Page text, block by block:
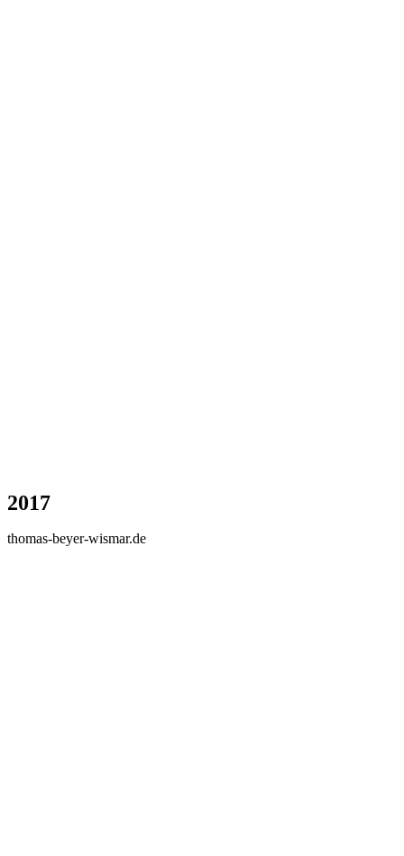
2017
thomas-beyer-wismar.de